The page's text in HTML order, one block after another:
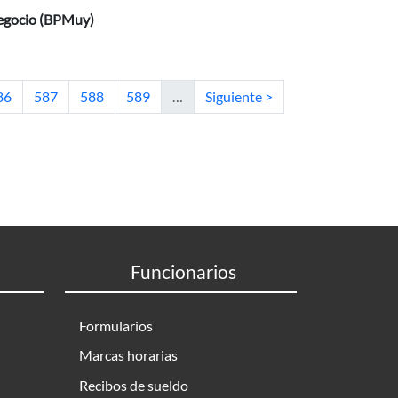
(BPMuy)
Página
587 Página
588 Página
589 … Siguiente página
Siguiente >
Funcionarios
Formularios
Marcas horarias
Recibos de sueldo